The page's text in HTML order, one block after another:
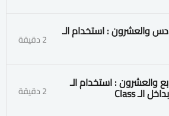
والعشرون : استخدام الـ 2 دقيقة
والعشرون : استخدام الـ 2 دقيقة